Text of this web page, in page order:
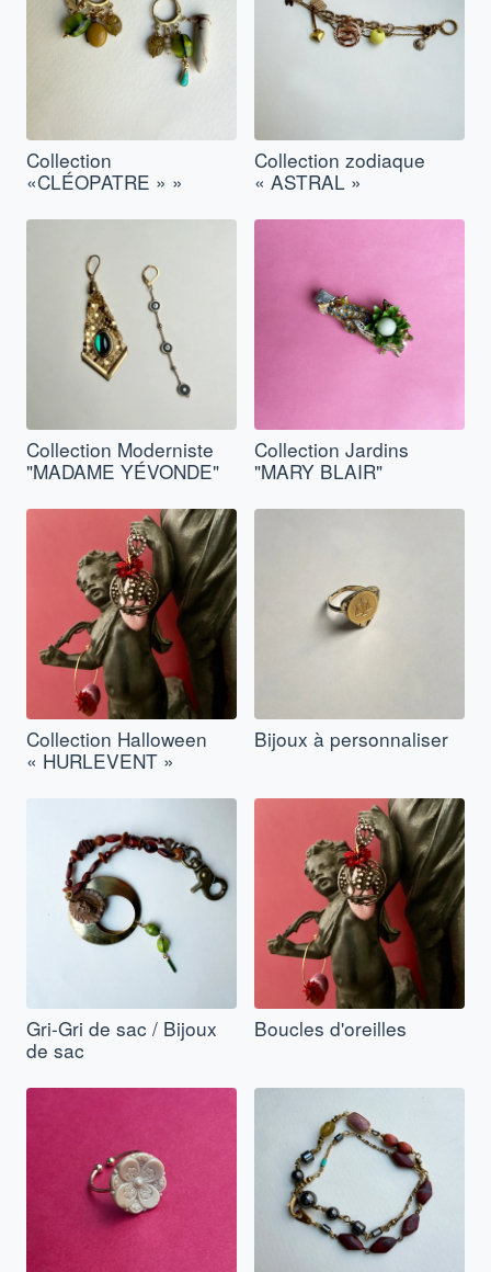
Collection
«CLÉOPATRE » »
Collection zodiaque
« ASTRAL »
Collection Moderniste
"MADAME YÉVONDE"
Collection Jardins
"MARY BLAIR"
Collection Halloween
« HURLEVENT »
Bijoux à personnaliser
Gri-Gri de sac / Bijoux
de sac
Boucles d'oreilles